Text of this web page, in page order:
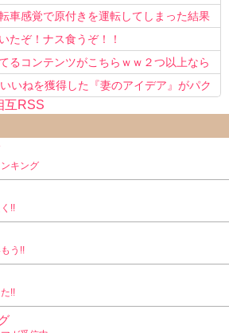
車感覚で原付きを運転してしまった結果
たぞ！ナス食うぞ！！
るコンテンツがこちらｗｗ２つ以上なら
いねを獲得した『妻のアイデア』がパク
互RSS
キング
!!
う!!
!!